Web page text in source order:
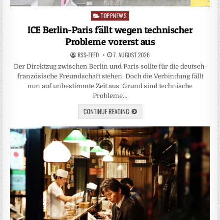
Posted
in
TOPPNEWS
ICE Berlin-Paris fällt wegen technischer
Probleme vorerst aus
RSS-FEED 7. AUGUST 2026
Der Direktzug zwischen Berlin und Paris sollte für die deutsch-
französische Freundschaft stehen. Doch die Verbindung fällt
nun auf unbestimmte Zeit aus. Grund sind technische
Probleme…
CONTINUE READING